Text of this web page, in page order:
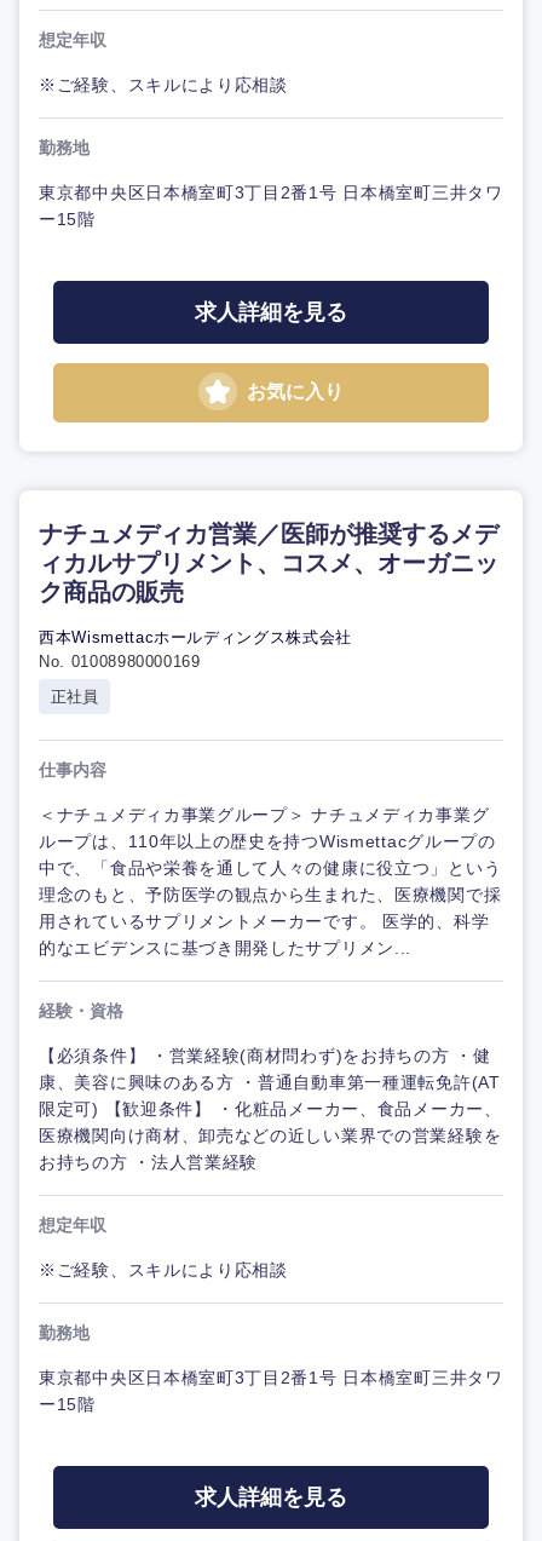
想定年収
※ご経験、スキルにより応相談
勤務地
東京都中央区日本橋室町3丁目2番1号 日本橋室町三井タワ
ー15階
求人詳細を見る
お気に入り
ナチュメディカ営業／医師が推奨するメデ
ィカルサプリメント、コスメ、オーガニッ
ク商品の販売
西本Wismettacホールディングス株式会社
No. 01008980000169
正社員
仕事内容
＜ナチュメディカ事業グループ＞ ナチュメディカ事業グ
ループは、110年以上の歴史を持つWismettacグループの
中で、「食品や栄養を通して人々の健康に役立つ」という
理念のもと、予防医学の観点から生まれた、医療機関で採
用されているサプリメントメーカーです。 医学的、科学
的なエビデンスに基づき開発したサプリメン...
経験・資格
【必須条件】 ・営業経験(商材問わず)をお持ちの方 ・健
康、美容に興味のある方 ・普通自動車第一種運転免許(AT
限定可) 【歓迎条件】 ・化粧品メーカー、食品メーカー、
医療機関向け商材、卸売などの近しい業界での営業経験を
お持ちの方 ・法人営業経験
想定年収
※ご経験、スキルにより応相談
勤務地
東京都中央区日本橋室町3丁目2番1号 日本橋室町三井タワ
ー15階
求人詳細を見る